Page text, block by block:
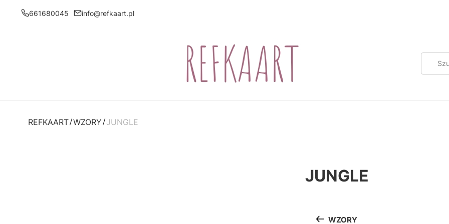
661680045 info@refkaart.pl
REFKAART WZORY JUNGLE
JUNGLE
WZORY